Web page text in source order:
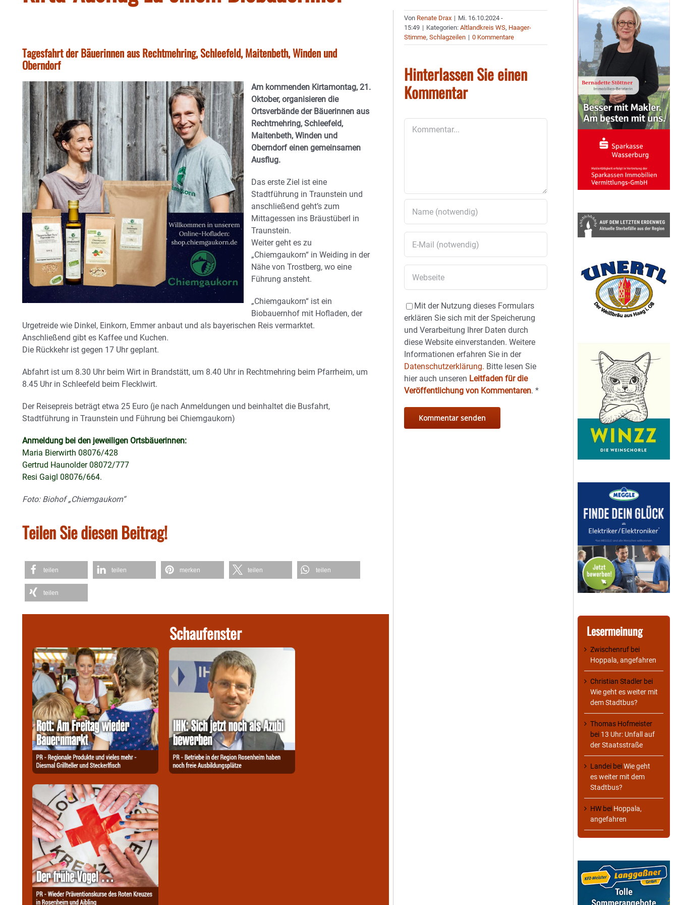
Tagesfahrt der Bäuerinnen aus Rechtmehring, Schleefeld, Maitenbeth, Winden und
Oberndorf
Am kommenden Kirtamontag, 21.
Oktober, organisieren die
Ortsverbände der Bäuerinnen aus
Rechtmehring, Schleefeld,
Maitenbeth, Winden und
Oberndorf einen gemeinsamen
Ausflug.
Das erste Ziel ist eine
Stadtführung in Traunstein und
anschließend geht’s zum
Mittagessen ins Bräustüberl in
Traunstein.
Weiter geht es zu
„Chiemgaukorn“ in Weiding in der
Nähe von Trostberg, wo eine
Führung ansteht.
„Chiemgaukorn“ ist ein
Biobauernhof mit Hofladen, der
Urgetreide wie Dinkel, Einkorn, Emmer anbaut und als bayerischen Reis vermarktet.
Anschließend gibt es Kaffee und Kuchen.
Die Rückkehr ist gegen 17 Uhr geplant.
Abfahrt ist um 8.30 Uhr beim Wirt in Brandstätt, um 8.40 Uhr in Rechtmehring beim Pfarrheim, um
8.45 Uhr in Schleefeld beim Flecklwirt.
Der Reisepreis beträgt etwa 25 Euro (je nach Anmeldungen und beinhaltet die Busfahrt,
Stadtführung in Traunstein und Führung bei Chiemgaukorn)
Anmeldung bei den jeweiligen Ortsbäuerinnen:
Maria Bierwirth 08076/428
Gertrud Haunolder 08072/777
Resi Gaigl 08076/664.
Foto: Biohof „Chiemgaukorn“
Teilen Sie diesen Beitrag!
teilen teilen merken teilen teilen
teilen
Schaufenster
Von Renate Drax | Mi. 16.10.2024 -
15:49 | Kategorien:Altlandkreis WS, Haager-
Stimme,Schlagzeilen | 0 Kommentare
Hinterlassen Sie einen
Kommentar
Mit der Nutzung dieses Formulars
erklären Sie sich mit der Speicherung
und Verarbeitung Ihrer Daten durch
diese Website einverstanden. Weitere
Informationen erfahren Sie in der
Datenschutzerklärung. Bitte lesen Sie
hier auch unseren Leitfaden für die
Veröffentlichung von Kommentaren.*
Lesermeinung
Zwischenruf bei
Hoppala, angefahren
Christian Stadler bei
Wie geht es weiter mit
dem Stadtbus?
Thomas Hofmeister
bei 13 Uhr: Unfall auf
der Staatsstraße
Landei beiWie geht
es weiter mit dem
Stadtbus?
HW bei Hoppala,
angefahren